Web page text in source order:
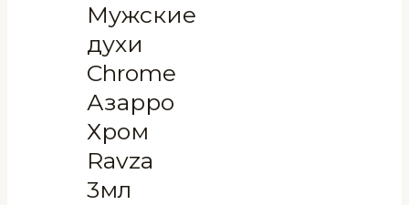
Мужские
духи
Chrome
Азарро
Хром
Ravza
3мл